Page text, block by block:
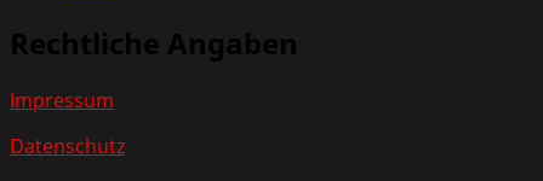
Rechtliche Angaben
Impressum
Datenschutz